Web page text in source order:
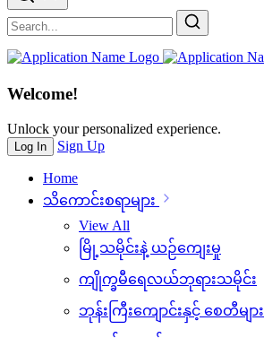
Welcome!
Unlock your personalized experience.
Log In Sign Up
Home
သိ‌ကောင်းစရာများ
View All
မြို့သမိုင်းနဲ့ ယဉ်ကျေးမှု
ကျိုက္ခမီရေလယ်ဘုရားသမိုင်း
ဘုန်းကြီးကျောင်းနှင့် စေတီများ